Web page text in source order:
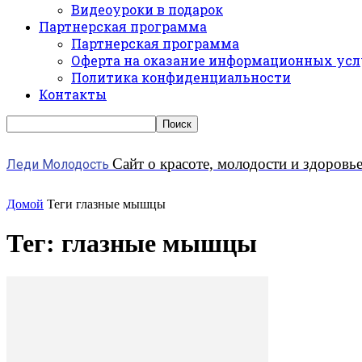
Видеоуроки в подарок
Партнерская программа
Партнерская программа
Оферта на оказание информационных
Политика конфиденциальности
Контакты
Леди Молодость Сайт о красоте, молодости и здоровье
Домой Теги глазные мышцы
Тег: глазные мышцы